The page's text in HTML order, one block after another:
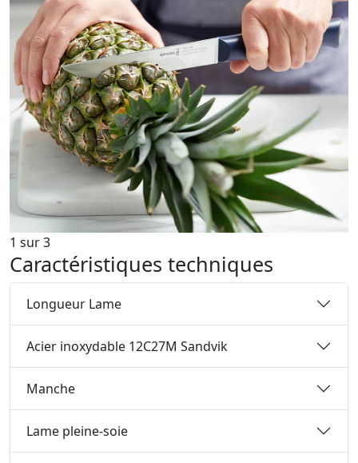
1 sur3
Caractéristiques techniques
Longueur Lame
Acier inoxydable 12C27M Sandvik
Manche
Lame pleine-soie